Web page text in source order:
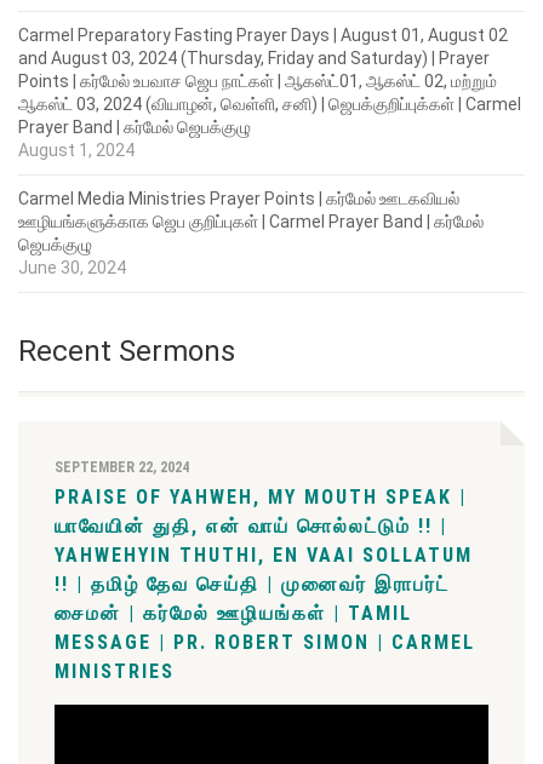
Carmel Preparatory Fasting Prayer Days | August 01, August 02
and August 03, 2024 (Thursday, Friday and Saturday) | Prayer
Points | கர்மேல் உபவாச ஜெப நாட்கள் | ஆகஸ்ட்01, ஆகஸ்ட் 02, மற்றும்
ஆகஸ்ட் 03, 2024 (வியாழன், வெள்ளி, சனி) | ஜெபக்குறிப்புக்கள் | Carmel
Prayer Band | கர்மேல் ஜெபக்குழு
August 1, 2024
Carmel Media Ministries Prayer Points | கர்மேல் ஊடகவியல்
ஊழியங்களுக்காக ஜெப குறிப்புகள் | Carmel Prayer Band | கர்மேல்
ஜெபக்குழு
June 30, 2024
Recent Sermons
SEPTEMBER 22, 2024
PRAISE OF YAHWEH, MY MOUTH SPEAK |
யாவேயின் துதி, என் வாய் சொல்லட்டும் !! |
YAHWEHYIN THUTHI, EN VAAI SOLLATUM
!! | தமிழ் தேவ செய்தி | முனைவர் இராபர்ட்
சைமன் | கர்மேல் ஊழியங்கள் | TAMIL
MESSAGE | PR. ROBERT SIMON | CARMEL
MINISTRIES